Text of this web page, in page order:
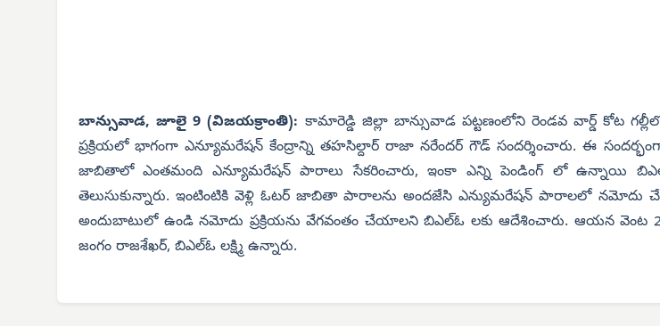
బాన్సువాడ, జూలై 9 (విజయక్రాంతి): కామారెడ్డి జిల్లా బాన్సువాడ పట్టణంలోని రెండవ వార్డ్ కోట
ప్రక్రియలో భాగంగా ఎన్యూమరేషన్ కేంద్రాన్ని తహసిల్దార్ రాజా నరేందర్ గౌడ్ సందర్శించారు. ఈ
జాబితాలో ఎంతమంది ఎన్యూమరేషన్ పారాలు సేకరించారు, ఇంకా ఎన్ని పెండింగ్ లో ఉన్నాయి
తెలుసుకున్నారు. ఇంటింటికి వెళ్లి ఓటర్ జాబితా పారాలను అందజేసి ఎన్యుమరేషన్ పారాలలో నమోదు
అందుబాటులో ఉండి నమోదు ప్రక్రియను వేగవంతం చేయాలని బిఎల్ఓ లకు ఆదేశించారు. ఆయన వెంట
జంగం రాజశేఖర్, బిఎల్ఓ లక్ష్మి ఉన్నారు.